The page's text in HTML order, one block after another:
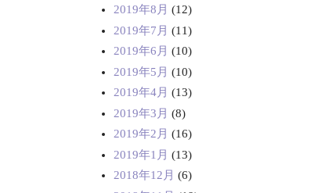
2019年8月 (12)
2019年7月 (11)
2019年6月 (10)
2019年5月 (10)
2019年4月 (13)
2019年3月 (8)
2019年2月 (16)
2019年1月 (13)
2018年12月 (6)